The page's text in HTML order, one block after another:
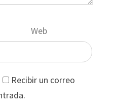
Web
Recibir un correo